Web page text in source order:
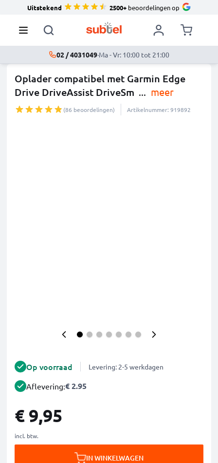
Uitstekend 2500+beoordelingen op
02 / 4031049·Ma - Vr: 10:00 tot 21:00
Oplader compatibel met Garmin Edge
Drive DriveAssist DriveSm ... meer
(86 beoordelingen) Artikelnummer: 919892
Op voorraad Levering: 2-5 werkdagen
Aflevering:€ 2.95
€ 9,95
incl. btw.
IN WINKELWAGEN